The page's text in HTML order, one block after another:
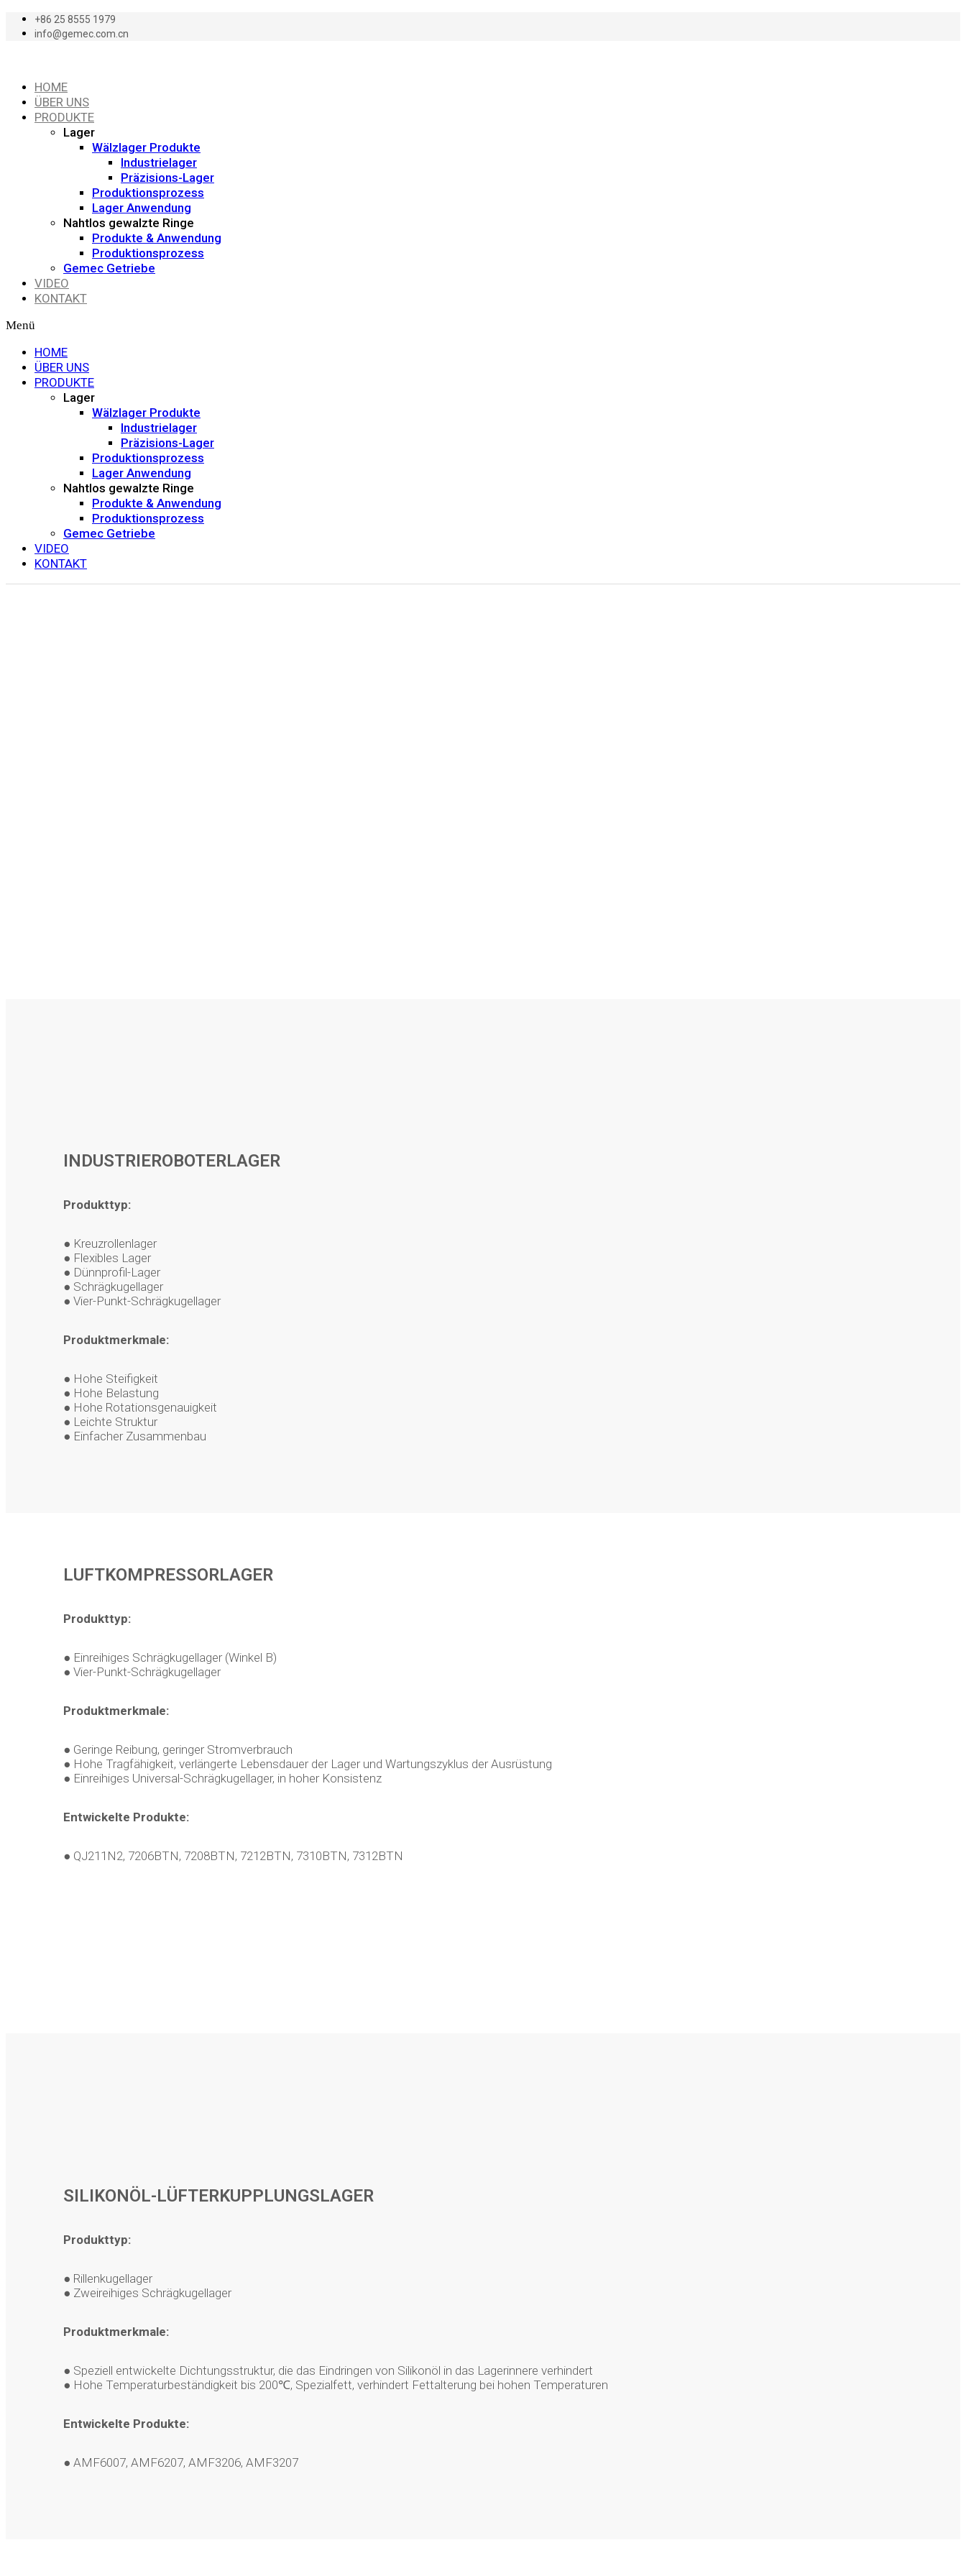
+86 25 8555 1979
info@gemec.com.cn
HOME
ÜBER UNS
PRODUKTE
Lager
Wälzlager Produkte
Industrielager
Präzisions-Lager
Produktionsprozess
Lager Anwendung
Nahtlos gewalzte Ringe
Produkte & Anwendung
Produktionsprozess
Gemec Getriebe
VIDEO
KONTAKT
Menü
HOME
ÜBER UNS
PRODUKTE
Lager
Wälzlager Produkte
Industrielager
Präzisions-Lager
Produktionsprozess
Lager Anwendung
Nahtlos gewalzte Ringe
Produkte & Anwendung
Produktionsprozess
Gemec Getriebe
VIDEO
KONTAKT
INDUSTRIEROBOTERLAGER
Produkttyp:
● Kreuzrollenlager
● Flexibles Lager
● Dünnprofil-Lager
● Schrägkugellager
● Vier-Punkt-Schrägkugellager
Produktmerkmale:
● Hohe Steifigkeit
● Hohe Belastung
● Hohe Rotationsgenauigkeit
● Leichte Struktur
● Einfacher Zusammenbau
LUFTKOMPRESSORLAGER
Produkttyp:
● Einreihiges Schrägkugellager (Winkel B)
● Vier-Punkt-Schrägkugellager
Produktmerkmale:
● Geringe Reibung, geringer Stromverbrauch
● Hohe Tragfähigkeit, verlängerte Lebensdauer der Lager und Wartungszyklus der Ausrüstung
● Einreihiges Universal-Schrägkugellager, in hoher Konsistenz
Entwickelte Produkte:
● QJ211N2, 7206BTN, 7208BTN, 7212BTN, 7310BTN, 7312BTN
SILIKONÖL-LÜFTERKUPPLUNGSLAGER
Produkttyp:
● Rillenkugellager
● Zweireihiges Schrägkugellager
Produktmerkmale:
● Speziell entwickelte Dichtungsstruktur, die das Eindringen von Silikonöl in das Lagerinnere verhindert
● Hohe Temperaturbeständigkeit bis 200℃, Spezialfett, verhindert Fettalterung bei hohen Temperaturen
Entwickelte Produkte:
● AMF6007, AMF6207, AMF3206, AMF3207